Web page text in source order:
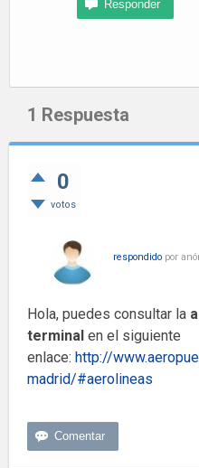
1 Respuesta
0
votos
respondido por
Hola, puedes consultar la
terminal en el siguiente
enlace: http://
madrid/#aerolineas